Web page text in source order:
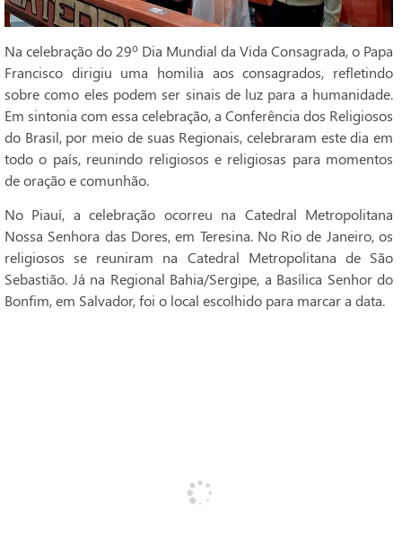
Na celebração do 29º Dia Mundial da Vida Consagrada, o Papa
Francisco dirigiu uma homilia aos consagrados, refletindo
sobre como eles podem ser sinais de luz para a humanidade.
Em sintonia com essa celebração, a Conferência dos Religiosos
do Brasil, por meio de suas Regionais, celebraram este dia em
todo o país, reunindo religiosos e religiosas para momentos
de oração e comunhão.
No Piauí, a celebração ocorreu na Catedral Metropolitana
Nossa Senhora das Dores, em Teresina. No Rio de Janeiro, os
religiosos se reuniram na Catedral Metropolitana de São
Sebastião. Já na Regional Bahia/Sergipe, a Basílica Senhor do
Bonfim, em Salvador, foi o local escolhido para marcar a data.